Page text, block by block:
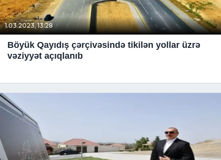
1.03.2023, 13:28
Böyük Qayıdış çərçivəsində tikilən yollar üzrə
vəziyyət açıqlanıb